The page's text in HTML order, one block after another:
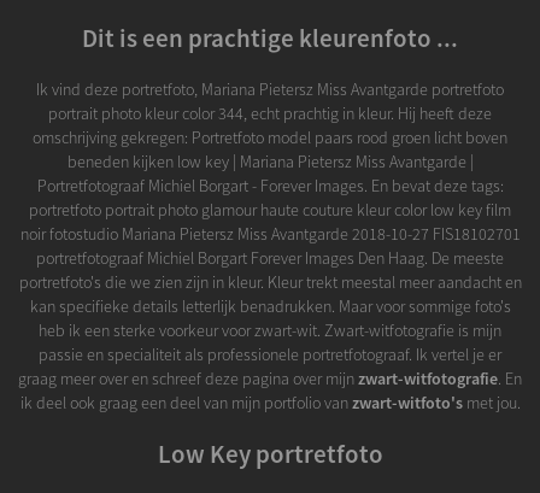
Dit is een prachtige kleurenfoto ...
Ik vind deze portretfoto, Mariana Pietersz Miss Avantgarde portretfoto
portrait photo kleur color 344, echt prachtig in kleur. Hij heeft deze
omschrijving gekregen: Portretfoto model paars rood groen licht boven
beneden kijken low key | Mariana Pietersz Miss Avantgarde |
Portretfotograaf Michiel Borgart - Forever Images. En bevat deze tags:
portretfoto portrait photo glamour haute couture kleur color low key film
noir fotostudio Mariana Pietersz Miss Avantgarde 2018-10-27 FIS18102701
portretfotograaf Michiel Borgart Forever Images Den Haag. De meeste
portretfoto's die we zien zijn in kleur. Kleur trekt meestal meer aandacht en
kan specifieke details letterlijk benadrukken. Maar voor sommige foto's
heb ik een sterke voorkeur voor zwart-wit. Zwart-witfotografie is mijn
passie en specialiteit als professionele portretfotograaf. Ik vertel je er
graag meer over en schreef deze pagina over mijnzwart-witfotografie. En
ik deel ook graag een deel van mijn portfolio vanzwart-witfoto'smet jou.
Low Key portretfoto